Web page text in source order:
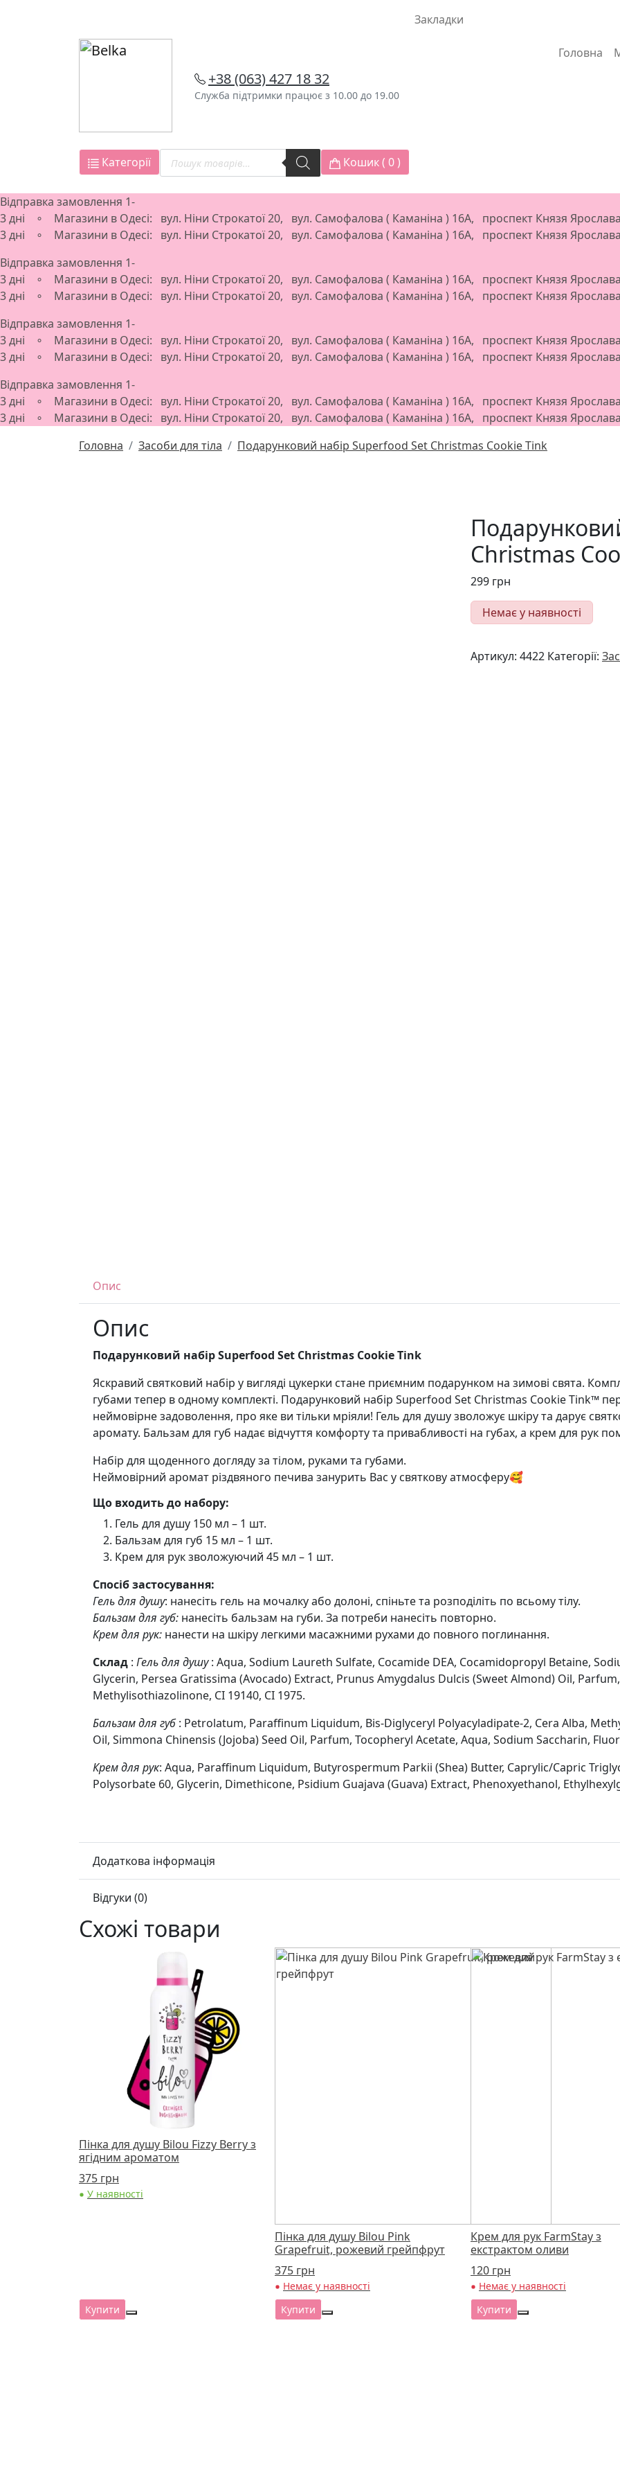
Закладки
+38 (063) 427 18 32
Служба підтримки працює з 10.00 до 19.00
Головна
Категорії
Пошук
товарів Кошик ( 0)
Відправка замовлення 1-
3 дні ∘ Магазини в Одесі: вул. Ніни Строкатої 20, вул. Самофалова ( Каманіна ) 16А, проспект Князя
3 дні ∘ Магазини в Одесі: вул. Ніни Строкатої 20, вул. Самофалова ( Каманіна ) 16А, проспект Князя
Відправка замовлення 1-
3 дні ∘ Магазини в Одесі: вул. Ніни Строкатої 20, вул. Самофалова ( Каманіна ) 16А, проспект Князя
3 дні ∘ Магазини в Одесі: вул. Ніни Строкатої 20, вул. Самофалова ( Каманіна ) 16А, проспект Князя
Відправка замовлення 1-
3 дні ∘ Магазини в Одесі: вул. Ніни Строкатої 20, вул. Самофалова ( Каманіна ) 16А, проспект Князя
3 дні ∘ Магазини в Одесі: вул. Ніни Строкатої 20, вул. Самофалова ( Каманіна ) 16А, проспект Князя
Відправка замовлення 1-
3 дні ∘ Магазини в Одесі: вул. Ніни Строкатої 20, вул. Самофалова ( Каманіна ) 16А, проспект Князя
3 дні ∘ Магазини в Одесі: вул. Ніни Строкатої 20, вул. Самофалова ( Каманіна ) 16А, проспект Князя
Головна
Засоби для тіла Подарунковий набір Superfood Set Christmas Cookie Tink
Christmas
299 грн
Немає у наявності
Артикул: 4422 Категорії:
Опис
Опис
Подарунковий набір Superfood Set Christmas Cookie Tink
Яскравий святковий набір у вигляді цукерки стане приємним подарунком на зимові свята.
губами тепер в одному комплекті. Подарунковий набір Superfood Set Christmas Cookie Tink™
неймовірне задоволення, про яке ви тільки мріяли! Гель для душу зволожує шкіру та дарує
аромату. Бальзам для губ надає відчуття комфорту та привабливості на губах, а крем для рук
Набір для щоденного догляду за тілом, руками та губами.
Неймовірний аромат різдвяного печива занурить Вас у святкову атмосферу🥰
Що входить до набору:
Гель для душу 150 мл – 1 шт.
Бальзам для губ 15 мл – 1 шт.
Крем для рук зволожуючий 45 мл – 1 шт.
Спосіб застосування:
Гель для душу: нанесіть гель на мочалку або долоні, спіньте та розподіліть по всьому тілу.
Бальзам для губ: нанесіть бальзам на губи. За потреби нанесіть повторно.
Крем для рук: нанести на шкіру легкими масажними рухами до повного поглинання.
Склад : Гель для душу: Aqua, Sodium Laureth Sulfate, Cocamide DEA, Cocamidоpropyl Betaine,
Glycerin, Persea Gratissima (Avocado) Extract, Prunus Amygdalus Dulcis (Sweet Almond) Oil,
Methylisothiazolinone, CI 19140, CI 1975.
Бальзам для губ: Petrolatum, Paraffinum Liquidum, Bis-Diglyceryl Polyacyladipate-2, Cera Alba,
Oil, Simmona Chinensis (Jojoba) Seed Oil, Parfum, Tocopheryl Acetate, Aqua, Sodium Saccharin,
Крем для рук: Aqua, Paraffinum Liquidum, Butyrospermum Parkii (Shea) Butter, Caprylic/Capric
Polysorbate 60, Glycerin, Dimethicone, Psidium Guajava (Guava) Extract, Phenoxyethanol,
Додаткова інформація
Відгуки (0)
Схожі товари
Пінка для душу Bilou Fizzy Berry з
ягідним ароматом
375 грн
У наявності
Купити
Пінка для душу Bilou Pink
Grapefruit, рожевий грейпфрут
375 грн
Немає у наявності
Купити
Крем для рук FarmStay з
екстрактом оливи
120 грн
Немає у наявності
Купити